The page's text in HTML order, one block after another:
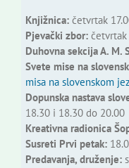
Knjižnica:četvrtak
Pjevački zbor:četvrtak
Duhovna sekcija A. M.
Svete mise na
misa na slovenskom
Dopunska nastava
18.30 i 18.30 do 20.00
Kreativna radionica
Susreti Prvi petak:
Predavanja, druženje: